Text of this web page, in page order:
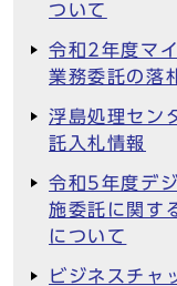
ついて
令和2年度マ
業務委託の落
浮島処理セン
託入札情報
令和5年度デ
施委託に関す
について
ビジネスチャ